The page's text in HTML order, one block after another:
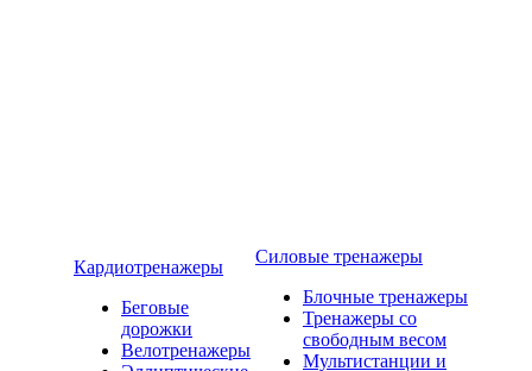
Кардиотренажеры
Беговые
дорожки
Велотренажеры
Силовые тренажеры
Блочные тренажеры
Тренажеры со
свободным весом
Мультистанции и